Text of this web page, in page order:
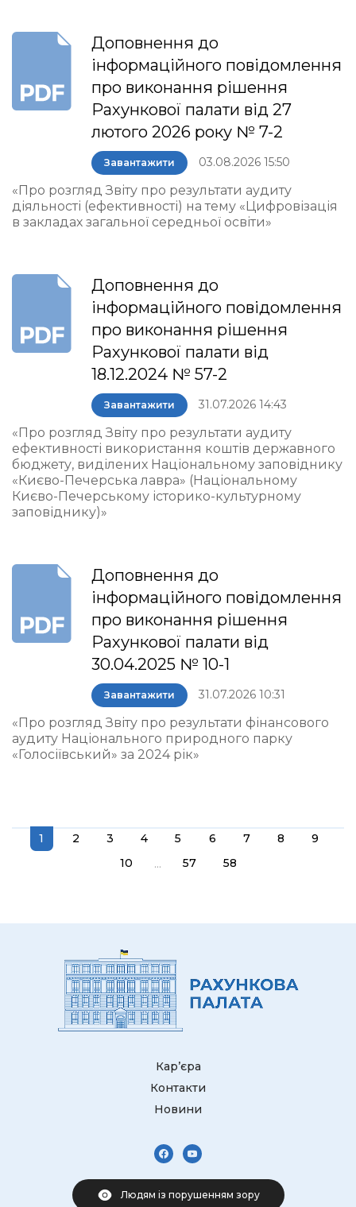
Доповнення до
інформаційного повідомлення
про виконання рішення
Рахункової палати від 27
лютого 2026 року № 7-2
Завантажити 03.08.2026 15:50
«Про розгляд Звіту про результати аудиту
діяльності (ефективності) на тему «Цифровізація
в закладах загальної середньої освіти»
Доповнення до
інформаційного повідомлення
про виконання рішення
Рахункової палати від
18.12.2024 № 57-2
Завантажити 31.07.2026 14:43
«Про розгляд Звіту про результати аудиту
ефективності використання коштів державного
бюджету, виділених Національному заповіднику
«Києво-Печерська лавра» (Національному
Києво-Печерському історико-культурному
заповіднику)»
Доповнення до
інформаційного повідомлення
про виконання рішення
Рахункової палати від
30.04.2025 № 10-1
Завантажити 31.07.2026 10:31
«Про розгляд Звіту про результати фінансового
аудиту Національного природного парку
«Голосіївський» за 2024 рік»
1 2 3 4 5 6 7 8
9
10
... 57 58
Кар’єра
Контакти
Новини
Людям із порушенням зору